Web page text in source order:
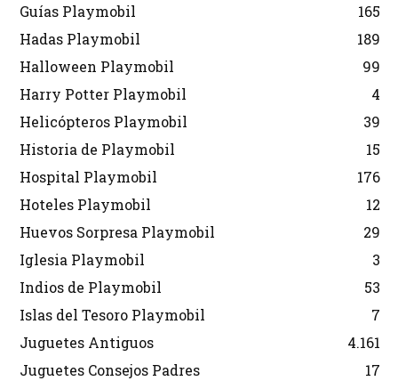
Guías Playmobil
165
Hadas Playmobil
189
Halloween Playmobil
99
Harry Potter Playmobil
4
Helicópteros Playmobil
39
Historia de Playmobil
15
Hospital Playmobil
176
Hoteles Playmobil
12
Huevos Sorpresa Playmobil
29
Iglesia Playmobil
3
Indios de Playmobil
53
Islas del Tesoro Playmobil
7
Juguetes Antiguos
4.161
Juguetes Consejos Padres
17